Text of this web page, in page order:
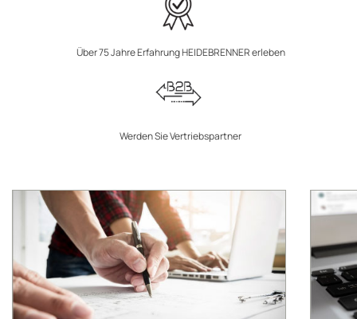
Über 75 Jahre Erfahrung HEIDEBRENNER erleben
Werden Sie Vertriebspartner